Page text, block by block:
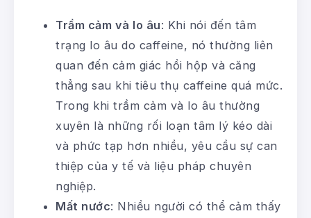
Trầm cảm và lo âu: Khi nói đến tâm
trạng lo âu do caffeine, nó thường liên
quan đến cảm giác hồi hộp và căng
thẳng sau khi tiêu thụ caffeine quá mức.
Trong khi trầm cảm và lo âu thường
xuyên là những rối loạn tâm lý kéo dài
và phức tạp hơn nhiều, yêu cầu sự can
thiệp của y tế và liệu pháp chuyên
nghiệp.
Mất nước: Nhiều người có thể cảm thấy